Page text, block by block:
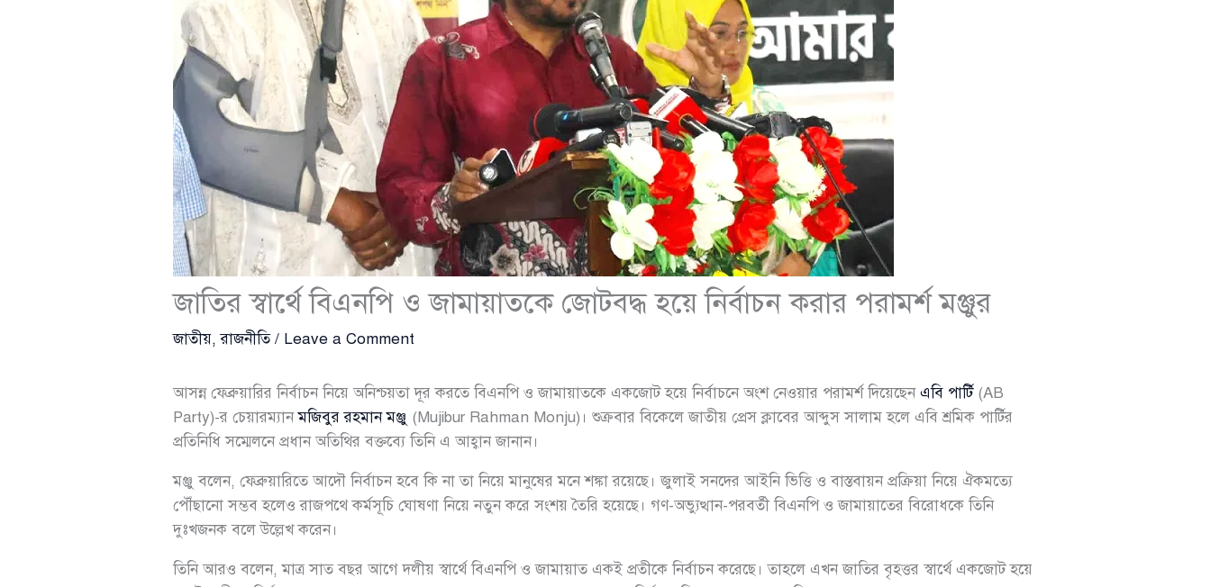
জাতির স্বার্থে বিএনপি ও জামায়াতকে জোটবদ্ধ হয়ে নির্বাচন করার পরামর্শ মঞ্জুর
জাতীয়,রাজনীতি/ Leave a Comment
আসন্ন ফেব্রুয়ারির নির্বাচন নিয়ে অনিশ্চয়তা দূর করতে বিএনপি ও জামায়াতকে একজোট হয়ে নির্বাচনে অংশ নেওয়ার পরামর্শ দিয়েছেনএবি পার্টি(AB
Party)-র চেয়ারম্যানমজিবুর রহমান মঞ্জু (Mujibur Rahman Monju)। শুক্রবার বিকেলে জাতীয় প্রেস ক্লাবের আব্দুস সালাম হলে এবি শ্রমিক পার্টির
প্রতিনিধি সম্মেলনে প্রধান অতিথির বক্তব্যে তিনি এ আহ্বান জানান।
মঞ্জু বলেন, ফেব্রুয়ারিতে আদৌ নির্বাচন হবে কি না তা নিয়ে মানুষের মনে শঙ্কা রয়েছে। জুলাই সনদের আইনি ভিত্তি ও বাস্তবায়ন প্রক্রিয়া নিয়ে ঐকমত্যে
পৌঁছানো সম্ভব হলেও রাজপথে কর্মসূচি ঘোষণা নিয়ে নতুন করে সংশয় তৈরি হয়েছে। গণ-অভ্যুত্থান-পরবর্তী বিএনপি ও জামায়াতের বিরোধকে তিনি
দুঃখজনক বলে উল্লেখ করেন।
তিনি আরও বলেন, মাত্র সাত বছর আগে দলীয় স্বার্থে বিএনপি ও জামায়াত একই প্রতীকে নির্বাচন করেছে। তাহলে এখন জাতির বৃহত্তর স্বার্থে একজোট হয়ে